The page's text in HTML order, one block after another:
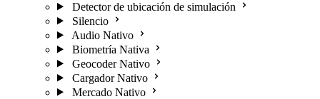
Detector de ubicación de simulación
Silencio
Audio Nativo
Biometría Nativa
Geocoder Nativo
Cargador Nativo
Mercado Nativo